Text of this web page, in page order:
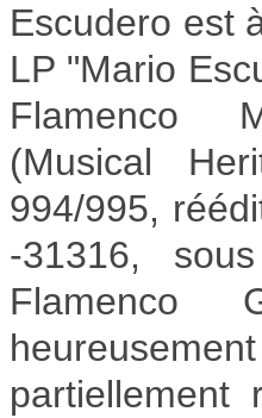
Escudero est
LP "Mario
Flamenco
(Musical
994/995,
-31316,
Flamenco
partiellement